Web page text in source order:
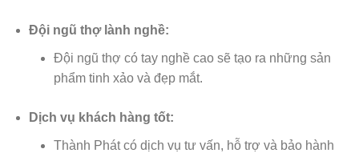
Đội ngũ thợ lành nghề:
Đội ngũ thợ có tay nghề cao sẽ tạo ra những sản
phẩm tinh xảo và đẹp mắt.
Dịch vụ khách hàng tốt:
Thành Phát có dịch vụ tư vấn, hỗ trợ và bảo hành